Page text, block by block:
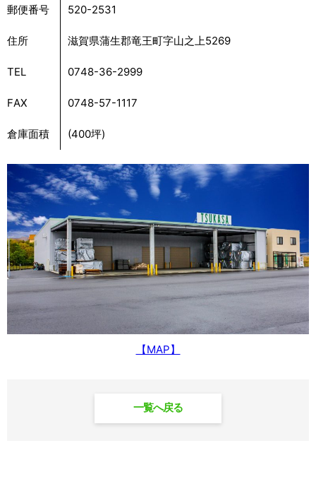
郵便番号 520-2531
住所 滋賀県蒲生郡竜王町字山之上5269
TEL 0748-36-2999
FAX 0748-57-1117
倉庫面積 (400坪)
【MAP】
一覧へ戻る